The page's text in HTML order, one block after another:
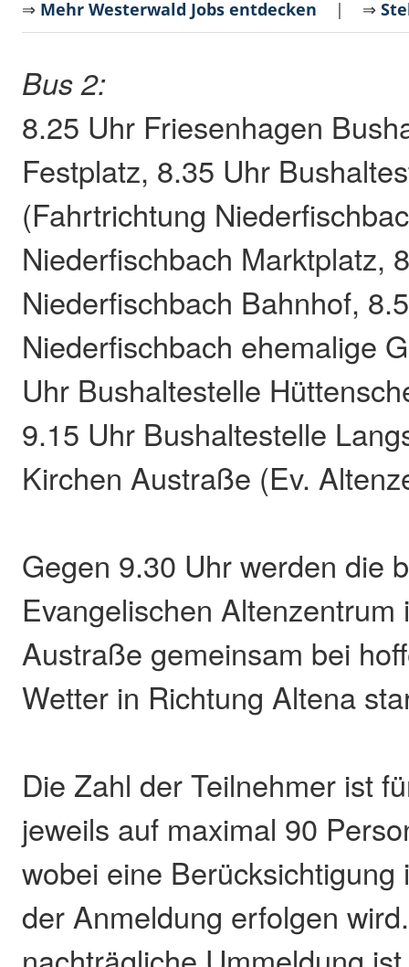
⇒ Mehr Westerwald Jobs entdecken | ⇒
Bus 2:
8.25 Uhr Friesenhagen
Festplatz, 8.35 Uhr
(Fahrtrichtung
Niederfischbach Marktplatz,
Niederfischbach Bahnhof,
Niederfischbach ehemalige
Uhr Bushaltestelle
9.15 Uhr Bushaltestelle
Kirchen Austraße (Ev.
Gegen 9.30 Uhr werden die
Evangelischen
Austraße gemeinsam bei
Wetter in Richtung Altena
Die Zahl der Teilnehmer ist
jeweils auf maximal 90
wobei eine
der Anmeldung erfolgen